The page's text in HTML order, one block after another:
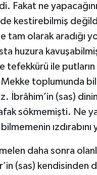
Fakat ne
kestirebilmiş
tam olarak aradığı
huzura
tefekkürü ile putların
Mekke toplumunda
İbrâhim’in (sas)
sökmemişti. Ne
ızdırabını
daha sonra
(sas) kendisinden
Müftülüğü
Müftülüğü
Müftülüğü
Müftülüğü